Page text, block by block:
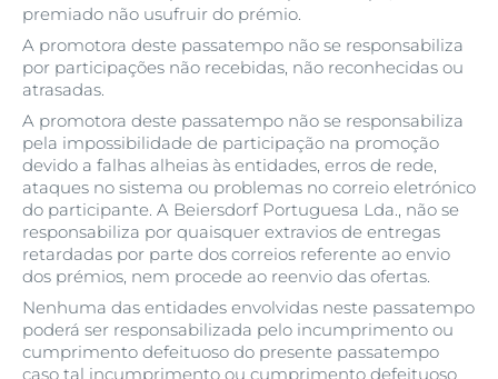
premiado não usufruir do prémio.
A promotora deste passatempo não se responsabiliza
por participações não recebidas, não reconhecidas ou
atrasadas.
A promotora deste passatempo não se responsabiliza
pela impossibilidade de participação na promoção
devido a falhas alheias às entidades, erros de rede,
ataques no sistema ou problemas no correio eletrónico
do participante. A Beiersdorf Portuguesa Lda., não se
responsabiliza por quaisquer extravios de entregas
retardadas por parte dos correios referente ao envio
dos prémios, nem procede ao reenvio das ofertas.
Nenhuma das entidades envolvidas neste passatempo
poderá ser responsabilizada pelo incumprimento ou
cumprimento defeituoso do presente passatempo
caso tal incumprimento ou cumprimento defeituoso